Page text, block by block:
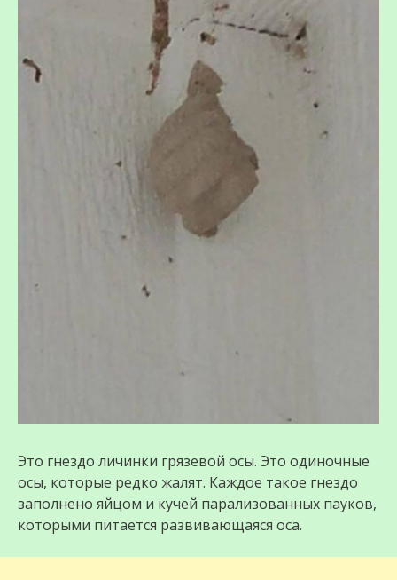
Это гнездо личинки грязевой осы. Это одиночные
осы, которые редко жалят. Каждое такое гнездо
заполнено яйцом и кучей парализованных пауков,
которыми питается развивающаяся оса.